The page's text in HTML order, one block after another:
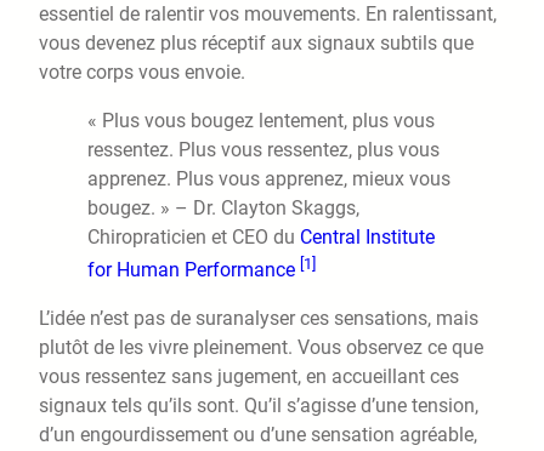
essentiel de ralentir vos mouvements. En ralentissant,
vous devenez plus réceptif aux signaux subtils que
votre corps vous envoie.
« Plus vous bougez lentement, plus vous
ressentez. Plus vous ressentez, plus vous
apprenez. Plus vous apprenez, mieux vous
bougez. » – Dr. Clayton Skaggs,
Chiropraticien et CEO du Central Institute
for Human Performance [1]
L’idée n’est pas de suranalyser ces sensations, mais
plutôt de les vivre pleinement. Vous observez ce que
vous ressentez sans jugement, en accueillant ces
signaux tels qu’ils sont. Qu’il s’agisse d’une tension,
d’un engourdissement ou d’une sensation agréable,